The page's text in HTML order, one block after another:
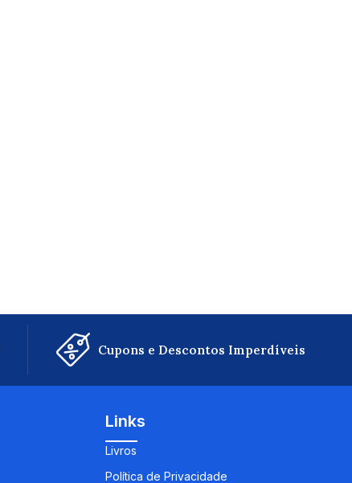
Cupons e Descontos Imperdíveis
Links
Livros
Política de Privacidade